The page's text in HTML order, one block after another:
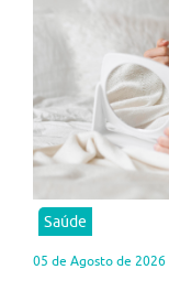
Saúde
05 de Agosto de 2026